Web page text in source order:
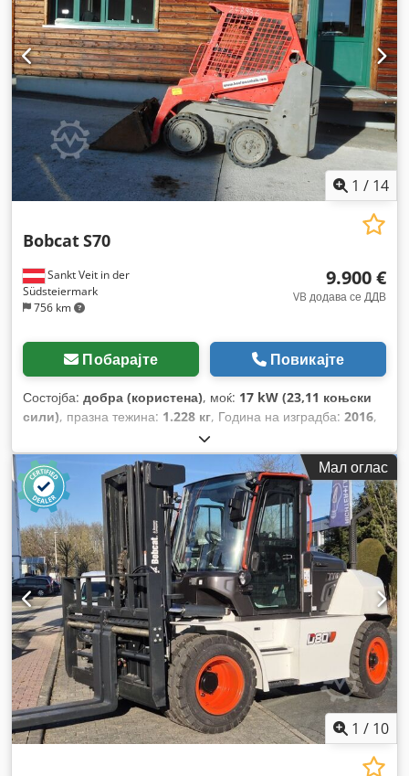
1 / 14
Sankt Veit in der
Südsteiermark
756 km
BobcatS70
9.900 €
VB додава се ДДВ
Побарајте Повикајте
Состојба: добра (користена), моќ: 17 kW (23,11 коњски
сили), празна тежина: 1.228 кг, Година на изградба: 2016,
Мал оглас
1 / 10